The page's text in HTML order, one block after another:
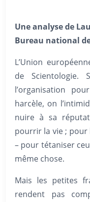
Une analyse de
Bureau national de
L’Union
de
l’organisation
harcèle, on
nuire à sa
pourrir la vie ;
– pour tétaniser
même chose.
Mais les petites
rendent pas